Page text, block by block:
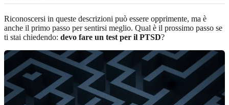
Riconoscersi in queste descrizioni può essere opprimente, ma è
anche il primo passo per sentirsi meglio. Qual è il prossimo passo se
ti stai chiedendo: devo fare un test per il PTSD?